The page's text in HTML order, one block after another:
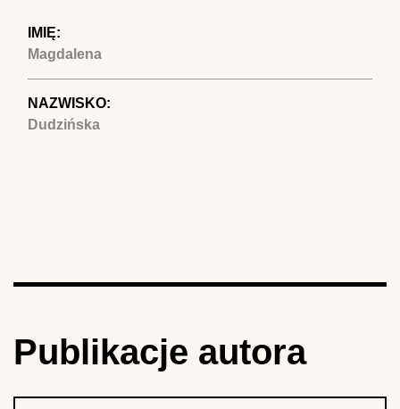
IMIĘ:
Magdalena
NAZWISKO:
Dudzińska
Publikacje autora